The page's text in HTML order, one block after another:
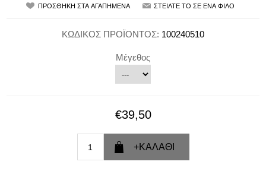
ΚΩΔΙΚΟΣ ΠΡΟΪΟΝΤΟΣ: 100240510
Μέγεθος
€39,50